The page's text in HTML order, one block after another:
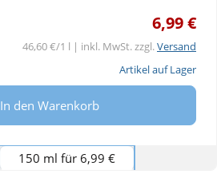
6,99 €
46,60 €/1 l | inkl. MwSt. zzgl.Versand
Artikel auf Lager
In den Warenkorb
150 ml für 6,99 €